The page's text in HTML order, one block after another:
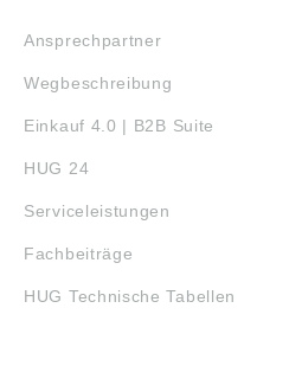
Ansprechpartner
Wegbeschreibung
Einkauf 4.0 | B2B Suite
HUG 24
Serviceleistungen
Fachbeiträge
HUG Technische Tabellen